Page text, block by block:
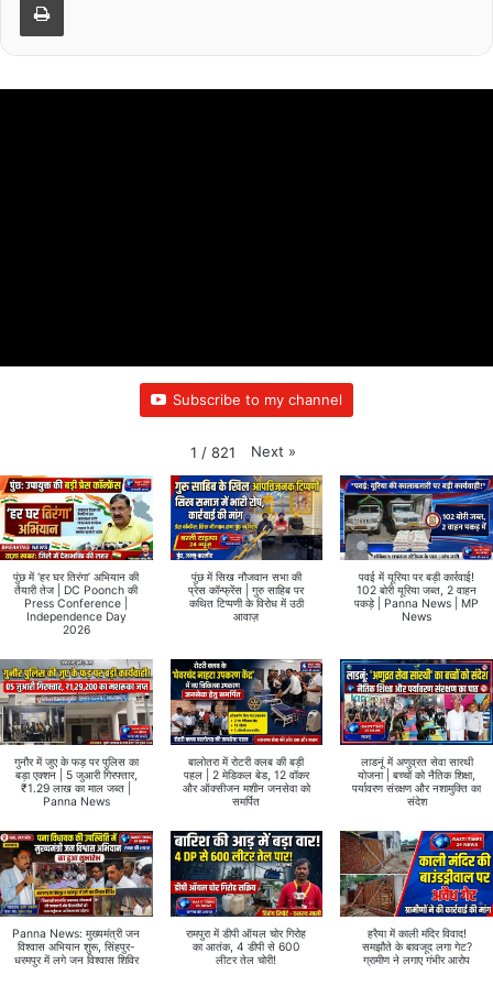
Subscribe to my channel
1 / 821 Next »
पुंछ में ‘हर घर तिरंगा’ अभियान की
तैयारी तेज | DC Poonch की
Press Conference |
Independence Day
2026
पुंछ में सिख नौजवान सभा की
प्रेस कॉन्फ्रेंस | गुरु साहिब पर
कथित टिप्पणी के विरोध में उठी
आवाज़
पवई में यूरिया पर बड़ी कार्रवाई!
102 बोरी यूरिया जब्त, 2 वाहन
पकड़े | Panna News | MP
News
गुनौर में जुए के फड़ पर पुलिस का
बड़ा एक्शन | 5 जुआरी गिरफ्तार,
₹1.29 लाख का माल जब्त |
Panna News
बालोतरा में रोटरी क्लब की बड़ी
पहल | 2 मेडिकल बेड, 12 वॉकर
और ऑक्सीजन मशीन जनसेवा को
समर्पित
लाडनूं में अणुव्रत सेवा सारथी
योजना | बच्चों को नैतिक शिक्षा,
पर्यावरण संरक्षण और नशामुक्ति का
संदेश
Panna News: मुख्यमंत्री जन
विश्वास अभियान शुरू, सिंहपुर-
धरमपुर में लगे जन विश्वास शिविर
रामपुरा में डीपी ऑयल चोर गिरोह
का आतंक, 4 डीपी से 600
लीटर तेल चोरी!
हरैया में काली मंदिर विवाद!
समझौते के बावजूद लगा गेट?
ग्रामीण ने लगाए गंभीर आरोप